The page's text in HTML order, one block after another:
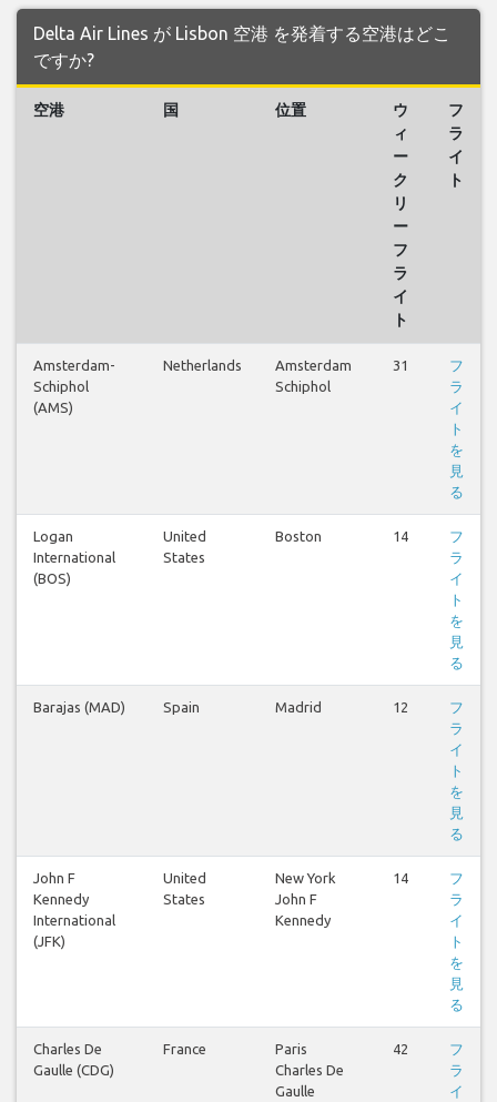
Delta Air Lines が Lisbon 空港 を発着する空港はどこ
ですか?
空港 国 位置
ウ
ィ
ー
ク
リ
ー
フ
ラ
イ
ト
フ
ラ
イ
ト
Amsterdam-
Schiphol
(AMS)
Netherlands
Amsterdam
Schiphol
31
フ
ラ
イ
ト
を
見
る
Logan
International
(BOS)
United
States
Boston 14
フ
ラ
イ
ト
を
見
る
Barajas (MAD) Spain Madrid 12
フ
ラ
イ
ト
を
見
る
John F
Kennedy
International
(JFK)
United
States
New York
John F
Kennedy
14
フ
ラ
イ
ト
を
見
る
Charles De
Gaulle (CDG)
France
Paris
Charles De
Gaulle
42
フ
ラ
イ